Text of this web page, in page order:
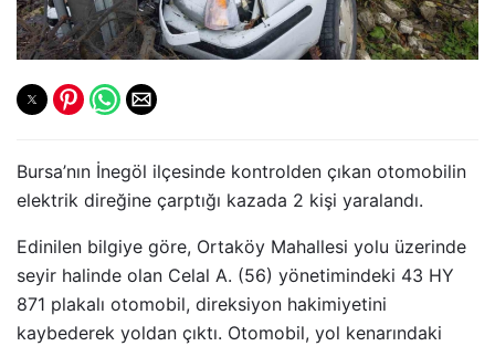
Bursa’nın İnegöl ilçesinde kontrolden çıkan otomobilin
elektrik direğine çarptığı kazada 2 kişi yaralandı.
Edinilen bilgiye göre, Ortaköy Mahallesi yolu üzerinde
seyir halinde olan Celal A. (56) yönetimindeki 43 HY
871 plakalı otomobil, direksiyon hakimiyetini
kaybederek yoldan çıktı. Otomobil, yol kenarındaki